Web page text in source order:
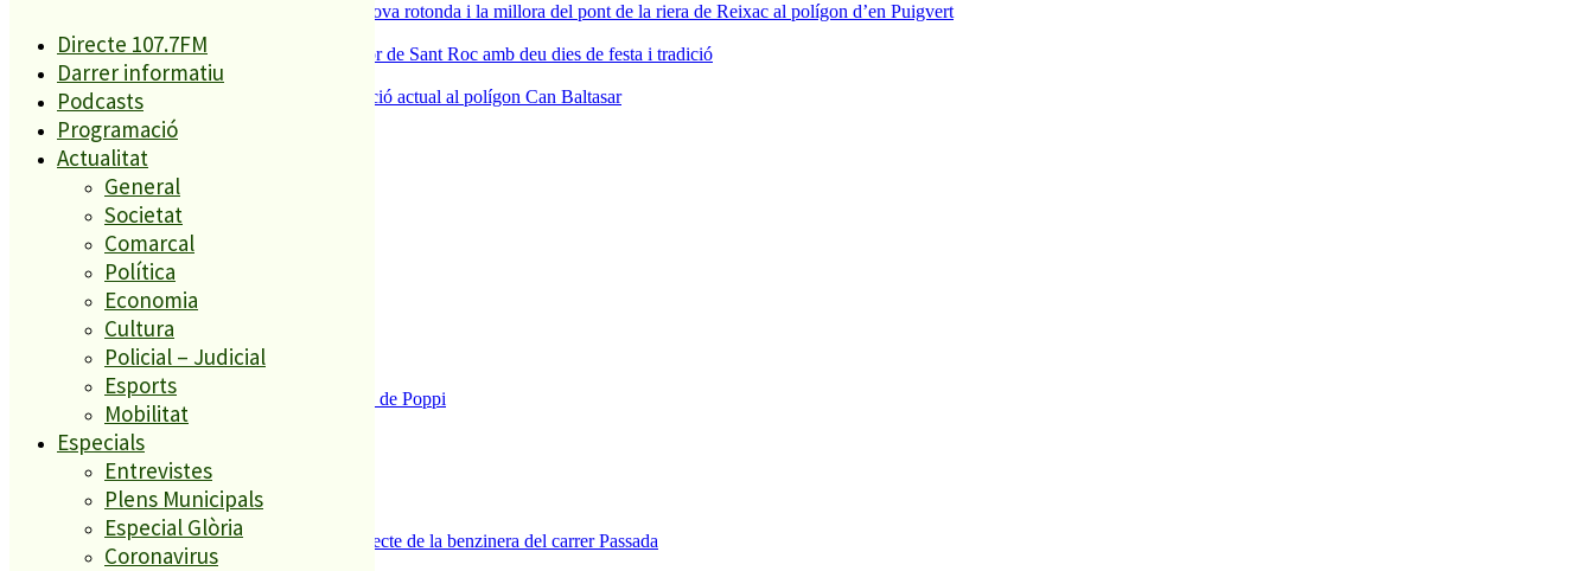
Directe 107.7FM
Darrer informatiu
Podcasts
Programació
Actualitat
General
Societat
Comarcal
Política
Economia
Cultura
Policial – Judicial
Esports
Mobilitat
Especials
Entrevistes
Plens Municipals
Especial Glòria
Coronavirus
S’aprova definitivament el projecte de la nova rotonda i la millora del pont de la riera de Reixac al polígon d’en Puigvert
4
Malgrat de Mar enceta demà la Festa Major de Sant Roc amb deu dies de festa i tradició
5
La Nau d’Entitats mantindrà la seva ubicació actual al polígon Can Baltasar
El més llegit
ESPORTS CAP DE SETMANA
Enxampat l’autor de les pintades a la plaça de Poppi
Es presenten 17 al·legacions contra el projecte de la benzinera del carrer Passada